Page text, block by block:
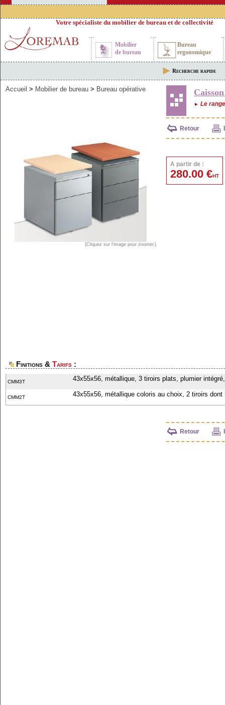
Votre spécialiste du mobilier de bureau et de collectivité
Mobilier
de bureau
Bureau
ergonomique
Recherche rapide
Accueil > Mobilier de bureau > Bureau opérative
► Le
(Cliquez sur l'image pour zoomer.)
Retour
A partir de :
280.00 €HT
Finitions & Tarifs :
CMM3T 43x55x56, métallique, 3 tiroirs plats, plumier
CMM2T 43x55x56, métallique coloris au choix, 2 tiroirs
Retour